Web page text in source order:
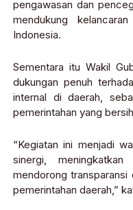
pengawasan dan
mendukung
Indonesia.
Sementara itu Wakil
dukungan penuh
internal di daerah,
pemerintahan yang
“Kegiatan ini menjadi
sinergi,
mendorong transparansi
pemerintahan daerah,”